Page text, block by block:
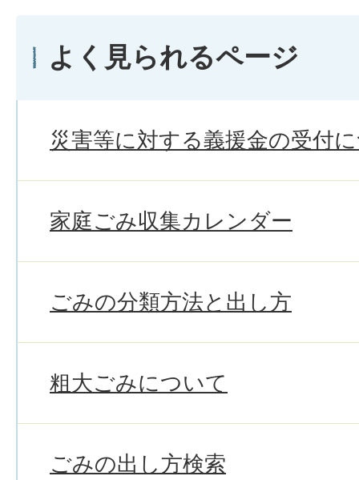
よく見られるページ
災害等に対する義援金の受付
家庭ごみ収集カレンダー
ごみの分類方法と出し方
粗大ごみについて
ごみの出し方検索